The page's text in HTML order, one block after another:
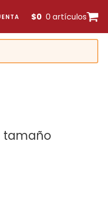
$0 0 artículos
tamaño